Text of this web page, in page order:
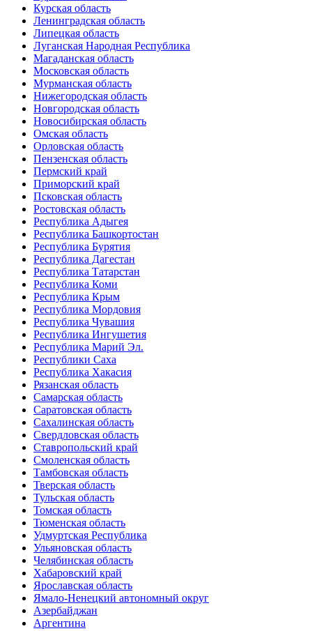
Курская область
Ленинградская область
Липецкая область
Луганская Народная Республика
Магаданская область
Московская область
Мурманская область
Нижегородская область
Новгородская область
Новосибирская область
Омская область
Орловская область
Пензенская область
Пермский край
Приморский край
Псковская область
Ростовская область
Республика Адыгея
Республика Башкортостан
Республика Бурятия
Республика Дагестан
Республика Татарстан
Республика Коми
Республика Крым
Республика Мордовия
Республика Чувашия
Республика Ингушетия
Республика Марий Эл.
Республики Саха
Республика Хакасия
Рязанская область
Самарская область
Саратовская область
Сахалинская область
Свердловская область
Ставропольский край
Смоленская область
Тамбовская область
Тверская область
Тульская область
Томская область
Тюменская область
Удмуртская Республика
Ульяновская область
Челябинская область
Хабаровский край
Ярославская область
Ямало-Ненецкий автономный округ
Азербайджан
Аргентина